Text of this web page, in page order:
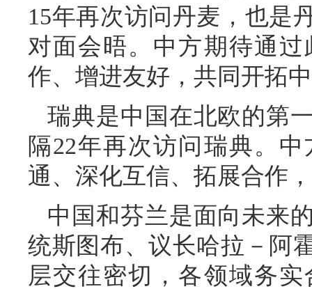
15年再次访问丹麦，也是
对面会晤。中方期待通
作、增进友好，共同开拓
瑞典是中国在北欧的第
隔22年再次访问瑞典。
通、深化互信、拓展合作
中国和芬兰是面向未来
统斯图布、议长哈拉－阿
层交往密切，各领域务